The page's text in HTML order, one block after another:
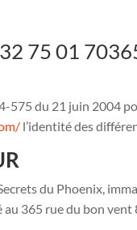
75 01
575 du 21 juin 2004
l’identité des
du Phoenix,
au 365 rue du bon